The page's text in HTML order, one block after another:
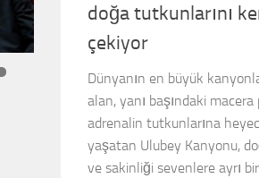
doğa tutkunlarını
çekiyor
Dünyanın en büyük
alan, yanı başındaki
adrenalin tutkunlarına
yaşatan Ulubey Kanyonu,
ve sakinliği sevenlere ayrı